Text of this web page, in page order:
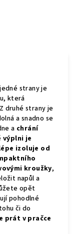
strany je
která
druhé strany je
a snadno se
a chrání
výplni je
izoluje od
kroužky,
napůl a
opět
pohodlné
či do
prát v pračce